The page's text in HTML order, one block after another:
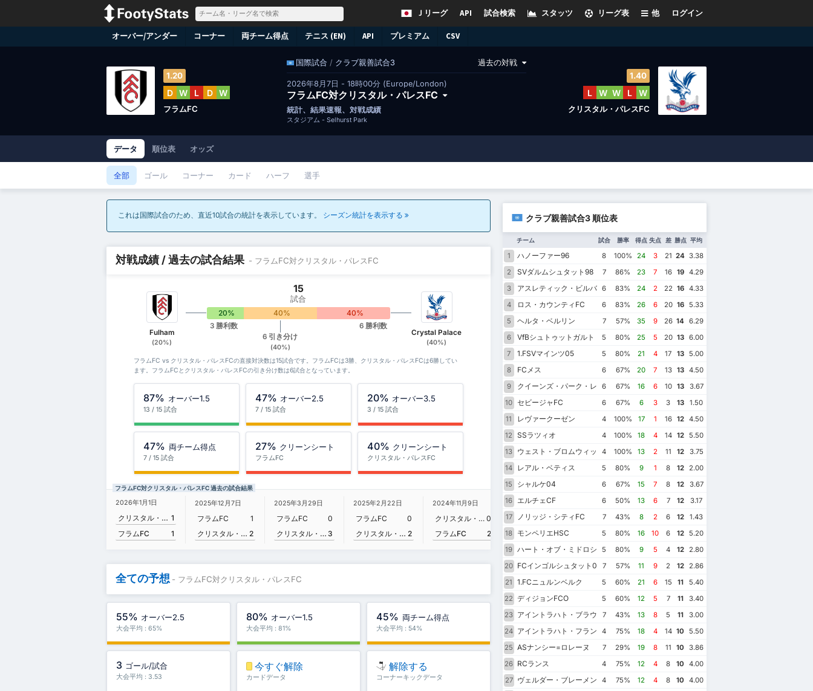
ログイン
他
リーグ表
スタッツ
試合検索
API
Ｊリーグ
オーバー/アンダー コーナー 両チーム得点 テニス (EN) API プレミアム CSV
国際試合 / クラブ親善試合3 過去の対戦
2026年8月7日 - 18時00分 (Europe/London)
フラムFC対クリスタル・パレスFC
統計、結果速報、対戦成績
スタジアム - Selhurst Park
1.20
D W L D W
フラムFC
1.40
L W W L W
クリスタル・パレスFC
データ 順位表 オッズ
全部 ゴール コーナー カード ハーフ 選手
これは国際試合のため、直近10試合の統計を表示しています。 シーズン統計を表示する
対戦成績 / 過去の試合結果 - フラムFC対クリスタル・パレスFC
Fulham
(20%)
15
試合
20% 40% 40%
3 勝利数
6 引き分け
(40%)
6 勝利数
Crystal Palace
(40%)
フラムFC vs クリスタル・パレスFCの直接対決数は15試合です。フラムFCは3勝、クリスタル・パレスFCは6勝してい
ます。フラムFCとクリスタル・パレスFCの引き分け数は6試合となっています。
87% オーバー1.5
13 / 15 試合
47% オーバー2.5
7 / 15 試合
20% オーバー3.5
3 / 15 試合
47% 両チーム得点
7 / 15 試合
27% クリーンシート
フラムFC
40% クリーンシート
クリスタル・パレスFC
フラムFC対クリスタル・パレスFC 過去の試合結果
2026年1月1日
クリスタル・パレスFC 1
フラムFC
1
2025年12月7日
フラムFC
1
クリスタル・パレスFC 2
2025年3月29日
フラムFC
0
クリスタル・パレスFC 3
2025年2月22日
フラムFC
0
クリスタル・パレスFC 2
2024年11月9日
クリスタル・パレスFC 0
フラムFC
2
2024年4月27日
フラムFC
1
クリスタル・パレスFC 1
2023年9月23日
クリスタル・パレスFC
フラムFC
2023年5月20日
フラムFC
全ての予想 - フラムFC対クリスタル・パレスFC
55% オーバー2.5
大会平均 : 65%
80% オーバー1.5
大会平均 : 81%
45% 両チーム得点
大会平均 : 54%
3 ゴール/試合
大会平均 : 3.53
今すぐ解除
カードデータ
解除する
コーナーキックデータ
クラブ親善試合3 順位表
チーム 試合 勝率 得点 失点 差 勝点 平均
1 ハノーファー96 8 100% 24 3 21 24 3.38
2
SVダルムシュタット98 7 86% 23 7 16 19
4.29
3
アスレティック・ビルバオ6 83% 24 2 22 16
4.33
4
ロス・カウンティFC 6 83% 26 6 20 16
5.33
5
ヘルタ・ベルリン 7 57% 35 9 26 14 6.29
6
VfBシュトゥットガルト 5 80% 25 5 20 13
6.00
7
1.FSVマインツ05 5 80% 21 4 17 13
5.00
8
FCメス 6 67% 20 7 13 13
4.50
9
クイーンズ・パーク・レンジャーズFC
6 67% 16 6 10 13
3.67
10 セビージャFC 6 67% 6 3 3 13
1.50
11
レヴァークーゼン 4 100% 17 1 16 12
4.50
12
SSラツィオ 4 100% 18 4 14 12
5.50
13
ウェスト・ブロムウィッチ・アルビオンFC
4 100% 13 2 11 12
3.75
14
レアル・ベティス 5 80% 9 1 8 12
2.00
15
シャルケ04 6 67% 15 7 8 12
3.67
16
エルチェCF 6 50% 13 6 7 12
3.17
17
ノリッジ・シティFC 7 43% 8 2 6 12
1.43
18
モンペリエHSC 5 80% 16 10 6 12
5.20
19 ハート・オブ・ミドロシアンFC
5 80% 9 5 4 12
2.80
20 FCインゴルシュタット04 7 57% 11 9 2 12
2.86
21
1.FCニュルンベルク 5 60% 21 6 15 11
5.40
22 ディジョンFCO 5 60% 12 5 7 11
3.40
23 アイントラハト・ブラウンシュヴァイク
7 43% 13 8 5 11
3.00
24 アイントラハト・フランクフルト
4 75% 18 4 14 10 5.50
25 ASナンシー=ロレーヌ 7 29% 19 8 11 10 3.86
26 RCランス 4 75% 12 4 8 10 4.00
27 ヴェルダー・ブレーメン 4 75% 12 4 8 10 4.00